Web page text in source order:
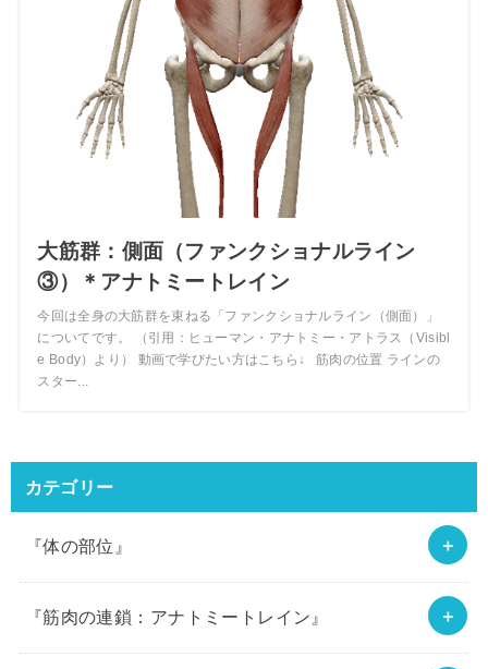
大筋群：側面（ファンクショナルライン
③）＊アナトミートレイン
今回は全身の大筋群を束ねる「ファンクショナルライン（側面）」
についてです。 （引用：ヒューマン・アナトミー・アトラス（Visibl
e Body）より） 動画で学びたい方はこちら↓ 筋肉の位置 ラインの
スター...
カテゴリー
『体の部位』
『筋肉の連鎖：アナトミートレイン』